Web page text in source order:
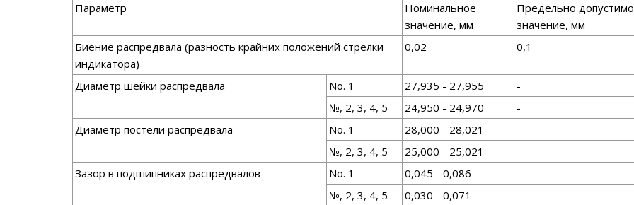
Параметр
Номинальное
значение, мм
Предельно
значение, мм
Биение распредвала (разность крайних положений стрелки
индикатора)
0,02 0,1
Диаметр шейки распредвала No. 1 27,935 - 27,955
-
№, 2, 3, 4, 5
24,950 - 24,970
-
Диаметр постели распредвала
No. 1 28,000 - 28,021
-
№, 2, 3, 4, 5
25,000 - 25,021
-
Зазор в подшипниках распредвалов
No. 1 0,045 - 0,086
-
№, 2, 3, 4, 5
0,030 - 0,071
-